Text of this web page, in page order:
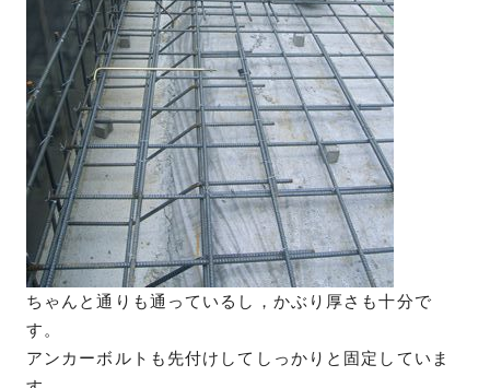
ちゃんと通りも通っているし，かぶり厚さも十分で
す。
アンカーボルトも先付けしてしっかりと固定していま